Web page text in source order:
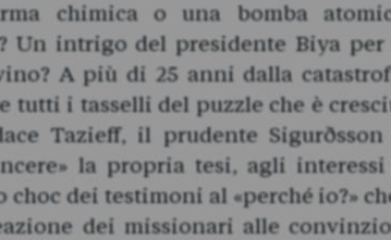
chimica o una bomba
Un intrigo del presidente Biya per
A più di 25 anni dalla
tutti i tasselli del puzzle che è
Tazieff, il prudente
la propria tesi, agli
dei testimoni al «perché io?»
dei missionari alle